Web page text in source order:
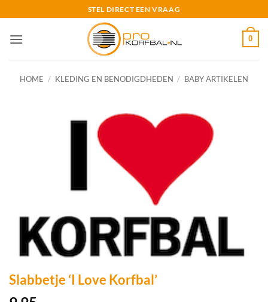
naar
inhoud
STEL DIRECT EEN VRAAG
0
HOME / KLEDING EN BENODIGDHEDEN / BABY ARTIKELEN
Slabbetje ‘I Love Korfbal’